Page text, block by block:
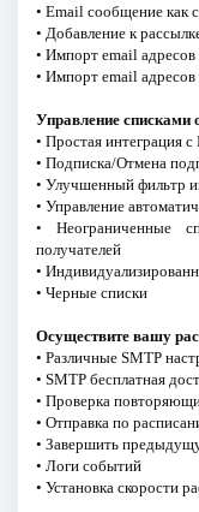
• Email сообщение как
• Добавление к
• Импорт email
• Импорт email адресов
Управление списками
• Простая интеграция
• Подписка/Отмена
• Улучшенный фильтр
• Управление
• Неограниченные
получателей
•
• Черные списки
Осуществите вашу
• Различные SMTP
• SMTP бесплатная
• Проверка
• Отправка по
• Завершить
• Логи событий
• Установка скорости